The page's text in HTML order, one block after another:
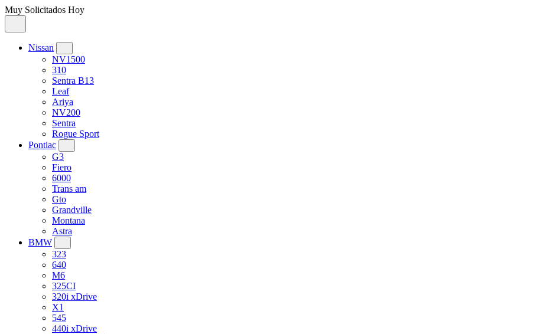
Muy Solicitados Hoy
Nissan
NV1500
310
Sentra B13
Leaf
Ariya
NV200
Sentra
Rogue Sport
Pontiac
G3
Fiero
6000
Trans am
Gto
Grandville
Montana
Astra
BMW
323
640
M6
325CI
320i xDrive
X1
545
440i xDrive